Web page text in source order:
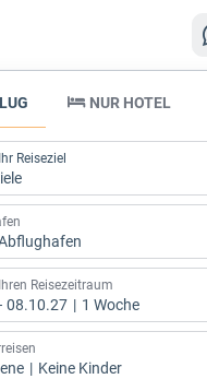
NUR HOTEL
Reiseziel
Reisezeitraum
08.10.27 1 Woche
Keine Kinder